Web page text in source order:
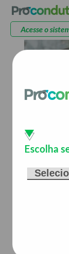
Acesse o
A
Escolha